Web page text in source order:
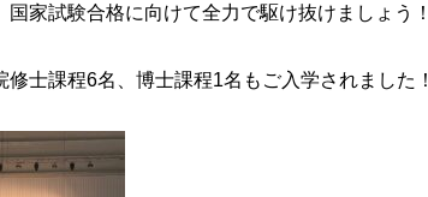
国家試験合格に向けて全力で駆け抜けましょう！
修士課程6名、博士課程1名もご入学されました！